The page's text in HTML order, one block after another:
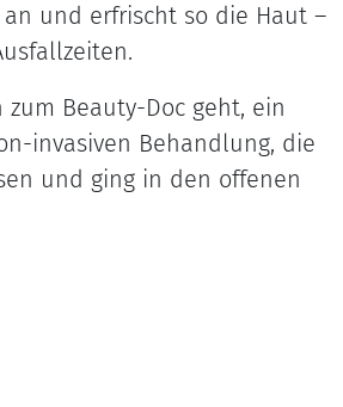
und erfrischt so die Haut –
Beauty-Doc geht, ein
invasiven Behandlung, die
und ging in den offenen